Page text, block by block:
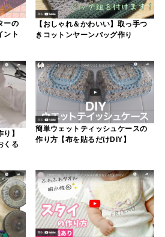
ーの
ント
【おしゃれ＆かわいい】取っ手つ
きコットンヤーンバッグ作り
】
くる
簡単ウェットティッシュケースの
作り方【布を貼るだけDIY】